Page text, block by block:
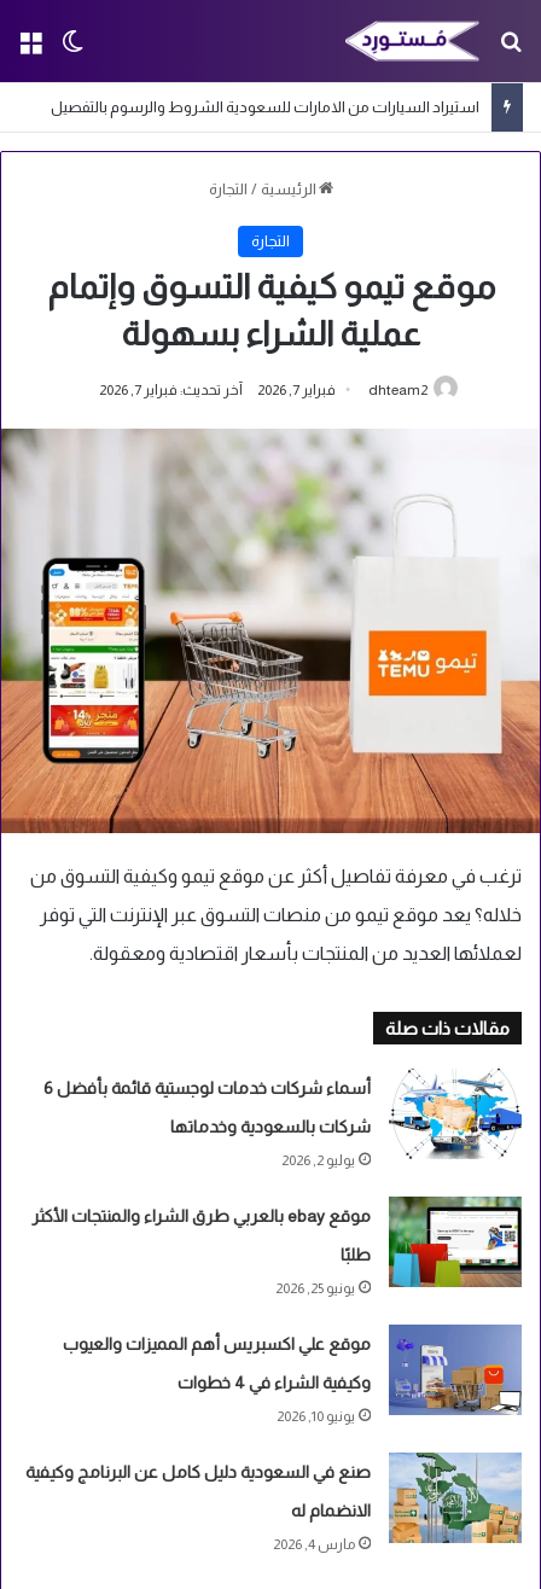
الوضع بحث عن
استيراد السيارات من الامارات للسعودية الشروط والرسوم بالتفصيل
الرئيسية / التجارة
التجارة
موقع تيمو كيفية التسوق وإتمام
عملية الشراء بسهولة
dhteam2 فبراير 7, 2026 آخر تحديث: فبراير 7, 2026
ترغب في معرفة تفاصيل أكثر عن موقع تيمو وكيفية التسوق من
خلاله؟ يعد موقع تيمو من منصات التسوق عبر الإنترنت التي توفر
لعملائها العديد من المنتجات بأسعار اقتصادية ومعقولة.
مقالات ذات صلة
أسماء شركات خدمات لوجستية قائمة بأفضل 6
شركات بالسعودية وخدماتها
يوليو 2, 2026
موقع ebay بالعربي طرق الشراء والمنتجات الأكثر
طلبًا
يونيو 25, 2026
موقع علي اكسبريس أهم المميزات والعيوب
وكيفية الشراء في 4 خطوات
يونيو 10, 2026
صنع في السعودية دليل كامل عن البرنامج وكيفية
الانضمام له
مارس 4, 2026